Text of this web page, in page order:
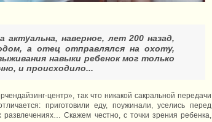
наверное, лет 200 назад,
а отец отправлялся на охоту,
навыки ребенок мог только
и происходило...
центр», так что никакой сакральной передачи
приготовили еду, поужинали, уселись перед
Скажем честно, с точки зрения ребенка,